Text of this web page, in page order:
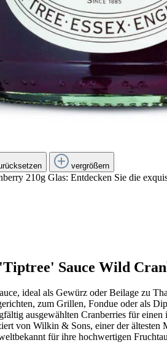
vergrößern
Sauce Wild
ideal als Gewürz oder Beilage zu
zum Grillen, Fondue oder als
ausgewählten Cranberries für
von Wilkin & Sons, einer der ältesten
für ihre hochwertigen